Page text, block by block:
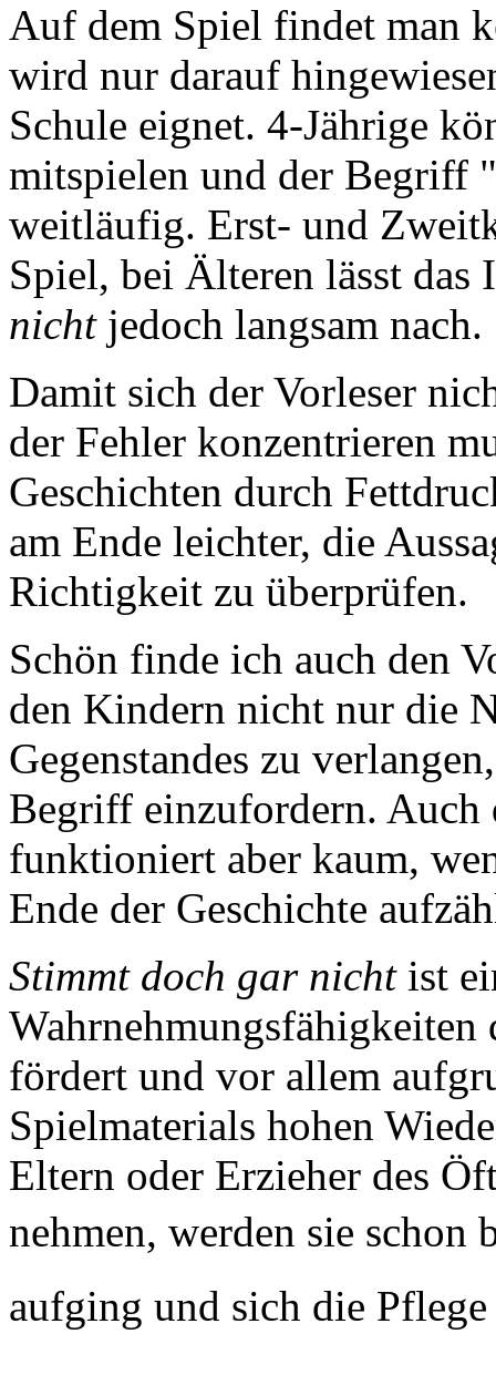
Auf dem Spiel findet man
wird nur darauf
Schule eignet. 4-Jährige
mitspielen und der Begriff
weitläufig. Erst- und
Spiel, bei Älteren lässt das
nichtjedoch langsam nach.
Damit sich der Vorleser
der Fehler konzentrieren
Geschichten durch
am Ende leichter, die
Richtigkeit zu überprüfen.
Schön finde ich auch den
den Kindern nicht nur die
Gegenstandes zu
Begriff einzufordern. Auch
funktioniert aber kaum,
Ende der Geschichte
Stimmt doch gar nichtist
fördert und vor allem
Spielmaterials hohen
Eltern oder Erzieher des
nehmen, werden sie schon
aufging und sich die Pflege